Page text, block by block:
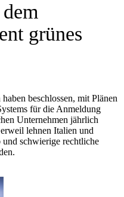
grünes
beschlossen, mit Plänen
für die Anmeldung
Unternehmen jährlich
lehnen Italien und
und schwierige rechtliche